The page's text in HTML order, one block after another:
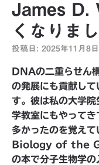
James D.
くなりまし
投稿日: 2025年11月8日
DNAの二重らせん
の発展にも貢献し
す。彼は私の大学
学教室にもやって
多かったのを覚え
Biology of the
の本で分子生物学